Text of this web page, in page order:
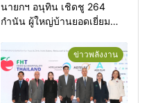
นายกฯ อนุทิน เชิดชู 264
กำนัน ผู้ใหญ่บ้านยอดเยี่ยม
เกียรติยศแห่งการเสียสละ”
ข่าวพลังงาน